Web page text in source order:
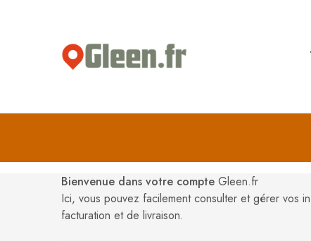
Gleen.fr
Bougez
futé,
Bienvenue dans votre compte Gleen.fr
Ici, vous pouvez facilement consulter et gérer vos
facturation et de livraison.